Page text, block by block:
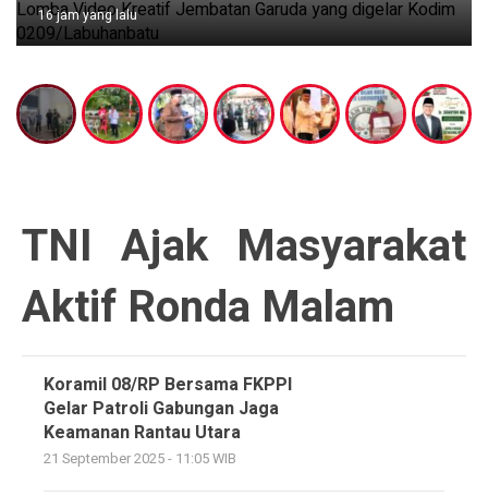
16 jam yang lalu
TNI Ajak Masyarakat
Aktif Ronda Malam
Koramil 08/RP Bersama FKPPI
Gelar Patroli Gabungan Jaga
Keamanan Rantau Utara
21 September 2025 - 11:05 WIB